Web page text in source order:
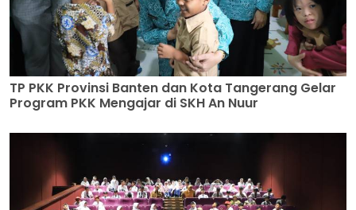
TP PKK Provinsi Banten dan Kota Tangerang Gelar
Program PKK Mengajar di SKH An Nuur